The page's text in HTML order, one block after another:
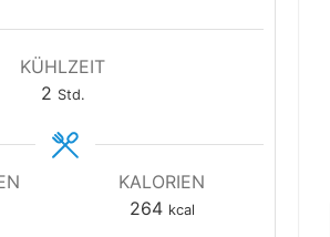
KÜHLZEIT
2Stunden
Std.
KALORIEN
264 kcal